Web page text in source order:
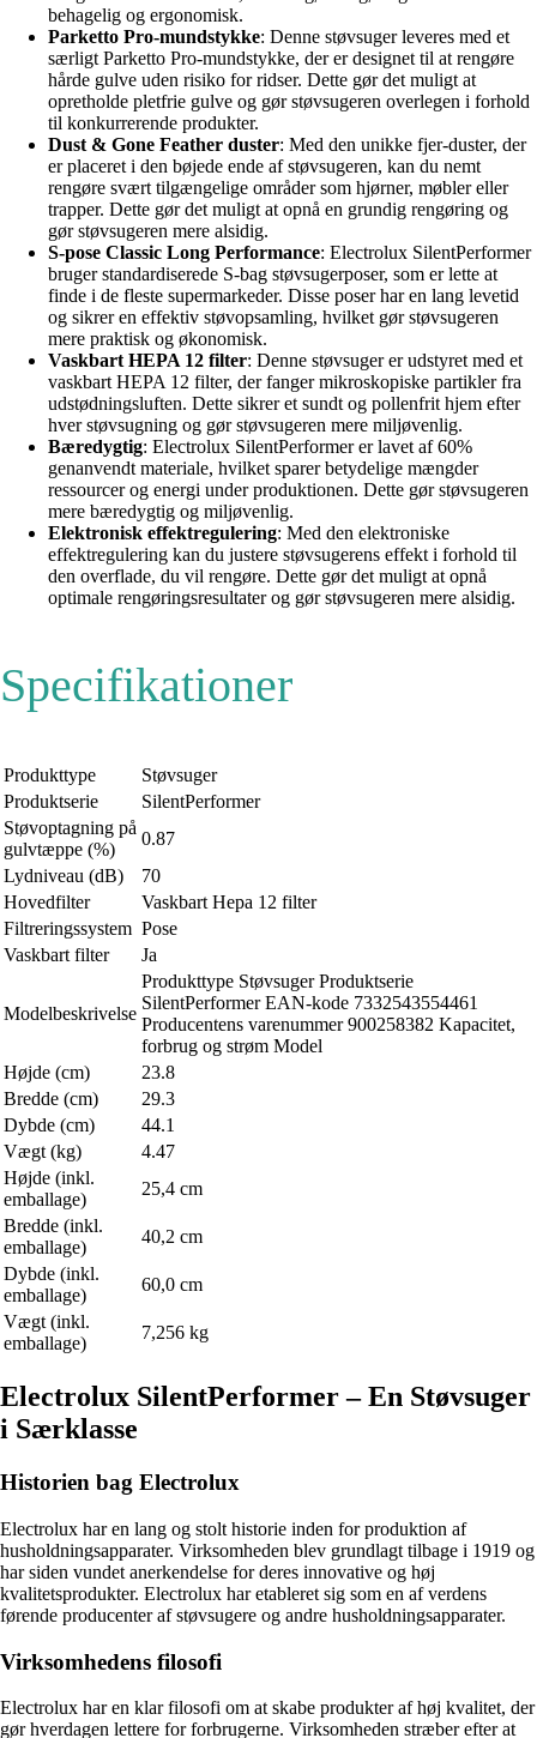
behagelig og ergonomisk.
Parketto Pro-mundstykke: Denne støvsuger leveres med et
særligt Parketto Pro-mundstykke, der er designet til at rengøre
hårde gulve uden risiko for ridser. Dette gør det muligt at
opretholde pletfrie gulve og gør støvsugeren overlegen i forhold
til konkurrerende produkter.
Dust & Gone Feather duster: Med den unikke fjer-duster, der
er placeret i den bøjede ende af støvsugeren, kan du nemt
rengøre svært tilgængelige områder som hjørner, møbler eller
trapper. Dette gør det muligt at opnå en grundig rengøring og
gør støvsugeren mere alsidig.
S-pose Classic Long Performance: Electrolux SilentPerformer
bruger standardiserede S-bag støvsugerposer, som er lette at
finde i de fleste supermarkeder. Disse poser har en lang levetid
og sikrer en effektiv støvopsamling, hvilket gør støvsugeren
mere praktisk og økonomisk.
Vaskbart HEPA 12 filter: Denne støvsuger er udstyret med et
vaskbart HEPA 12 filter, der fanger mikroskopiske partikler fra
udstødningsluften. Dette sikrer et sundt og pollenfrit hjem efter
hver støvsugning og gør støvsugeren mere miljøvenlig.
Bæredygtig: Electrolux SilentPerformer er lavet af 60%
genanvendt materiale, hvilket sparer betydelige mængder
ressourcer og energi under produktionen. Dette gør støvsugeren
mere bæredygtig og miljøvenlig.
Elektronisk effektregulering: Med den elektroniske
effektregulering kan du justere støvsugerens effekt i forhold til
den overflade, du vil rengøre. Dette gør det muligt at opnå
optimale rengøringsresultater og gør støvsugeren mere alsidig.
Specifikationer
Produkttype
Støvsuger
Produktserie
SilentPerformer
Støvoptagning på
gulvtæppe (%)
0.87
Lydniveau (dB)
70
Hovedfilter
Vaskbart Hepa 12 filter
Filtreringssystem Pose
Vaskbart filter
Ja
Modelbeskrivelse
Produkttype Støvsuger Produktserie
SilentPerformer EAN-kode 7332543554461
Producentens varenummer 900258382 Kapacitet,
forbrug og strøm Model
Højde (cm)
23.8
Bredde (cm)
29.3
Dybde (cm)
44.1
Vægt (kg)
4.47
Højde (inkl.
emballage)
25,4 cm
Bredde (inkl.
emballage)
40,2 cm
Dybde (inkl.
emballage)
60,0 cm
Vægt (inkl.
emballage)
7,256 kg
Electrolux SilentPerformer – En Støvsuger
i Særklasse
Historien bag Electrolux
Electrolux har en lang og stolt historie inden for produktion af
husholdningsapparater. Virksomheden blev grundlagt tilbage i 1919 og
har siden vundet anerkendelse for deres innovative og høj
kvalitetsprodukter. Electrolux har etableret sig som en af verdens
førende producenter af støvsugere og andre husholdningsapparater.
Virksomhedens filosofi
Electrolux har en klar filosofi om at skabe produkter af høj kvalitet, der
gør hverdagen lettere for forbrugerne. Virksomheden stræber efter at